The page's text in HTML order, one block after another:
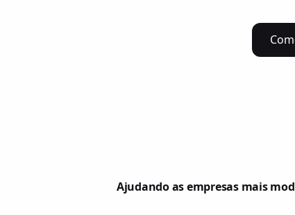
Ajudando as empresas mais